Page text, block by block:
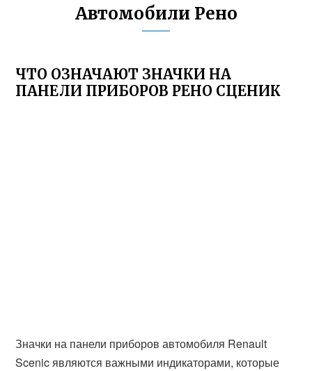
Автомобили Рено
ЧТО ОЗНАЧАЮТ ЗНАЧКИ НА
ПАНЕЛИ ПРИБОРОВ РЕНО СЦЕНИК
Значки на панели приборов автомобиля Renault
Scenic являются важными индикаторами, которые